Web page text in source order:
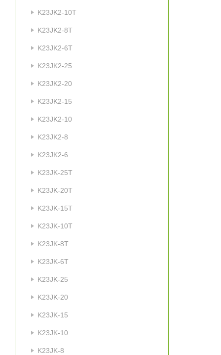
K23JK2-10T
K23JK2-8T
K23JK2-6T
K23JK2-25
K23JK2-20
K23JK2-15
K23JK2-10
K23JK2-8
K23JK2-6
K23JK-25T
K23JK-20T
K23JK-15T
K23JK-10T
K23JK-8T
K23JK-6T
K23JK-25
K23JK-20
K23JK-15
K23JK-10
K23JK-8